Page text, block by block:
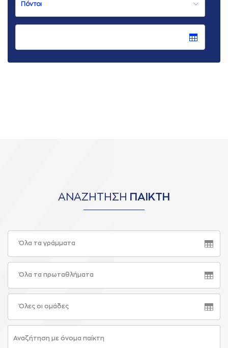
ΑΝΑΖΗΤΗΣΗ ΠΑΙΚΤΗ
Όλα τα γράμματα
Όλα τα πρωταθλήματα
Όλες οι ομάδες